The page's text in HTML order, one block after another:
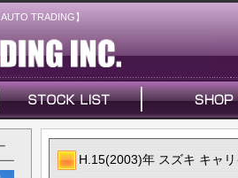
TRADING】
H.15(2003)年 スズキ キャ